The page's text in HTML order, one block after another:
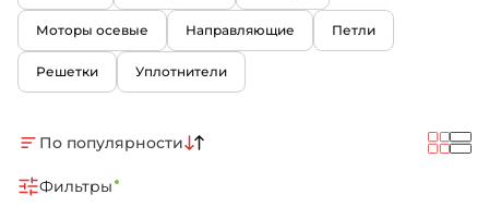
Моторы осевые Направляющие Петли
Решетки Уплотнители
По популярности
Фильтры